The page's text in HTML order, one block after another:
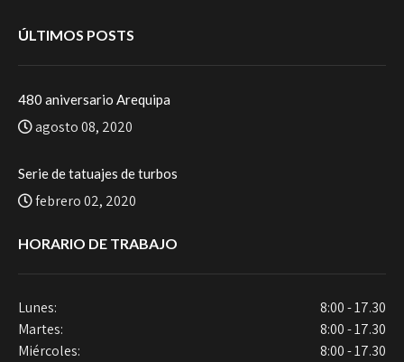
ÚLTIMOS POSTS
480 aniversario Arequipa
agosto 08, 2020
Serie de tatuajes de turbos
febrero 02, 2020
HORARIO DE TRABAJO
Lunes:
8:00 - 17.30
Martes:
8:00 - 17.30
Miércoles:
8:00 - 17.30